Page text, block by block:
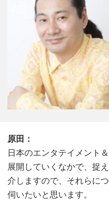
原田：
日本のエンタテイメント
展開していくなかで、捉
介しますので、それらに
伺いたいと思います。